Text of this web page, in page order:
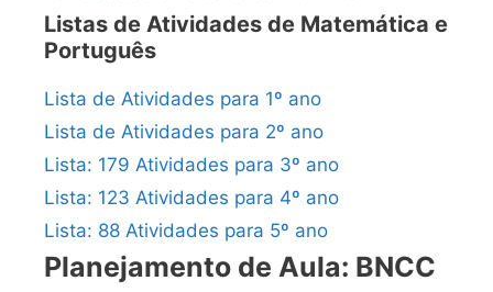
Listas de Atividades de Matemática e
Português
Lista de Atividades para 1º ano
Lista de Atividades para 2º ano
Lista: 179 Atividades para 3º ano
Lista: 123 Atividades para 4º ano
Lista: 88 Atividades para 5º ano
Planejamento de Aula: BNCC